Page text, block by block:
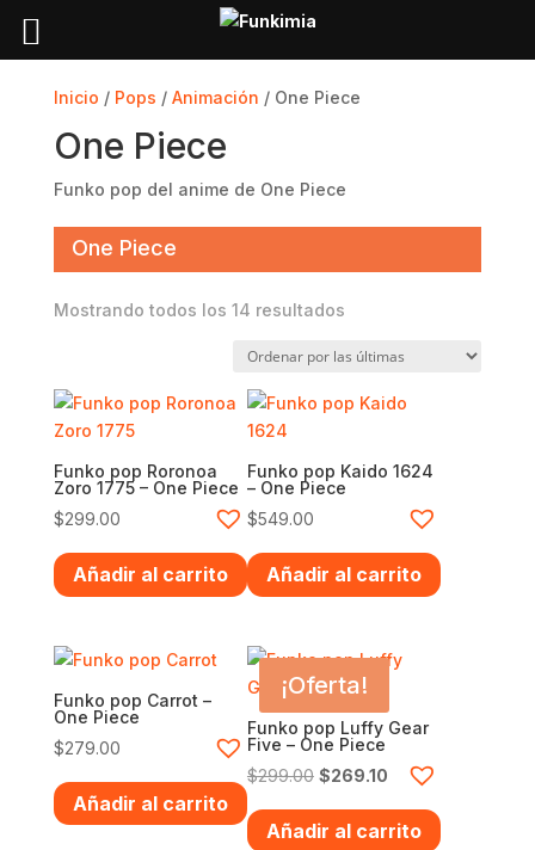
Inicio / Pops / Animación / One Piece
One Piece
Funko pop del anime de One Piece
One Piece
Mostrando todos los 14 resultadosSorted
latest
Funko pop Roronoa
Zoro 1775 – One Piece
$299.00
Añadir al carrito
Funko pop Kaido 1624
– One Piece
$549.00
Añadir al carrito
Funko pop Carrot –
One Piece
$279.00
Añadir al carrito
¡Oferta!
Funko pop Luffy Gear
Five – One Piece
$299.00 Original
was:
$269.10Current
is:
Añadir al carrito